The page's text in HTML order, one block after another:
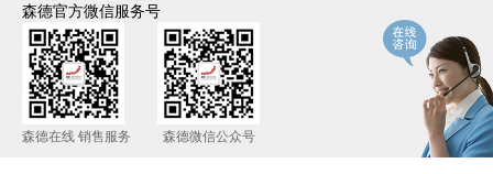
森德官方微信服务号
森德在线 销售服务 森德微信公众号